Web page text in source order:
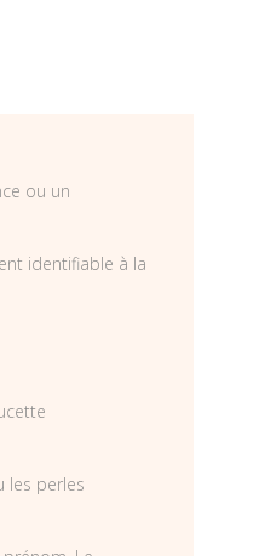
ou un
identifiable à la
les perles